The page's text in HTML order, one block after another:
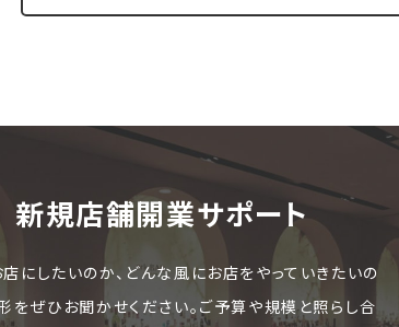
新規店舗開業サポート
にしたいのか、どんな風にお店をやっていきたいの
をぜひお聞かせください。ご予算や規模と照らし合